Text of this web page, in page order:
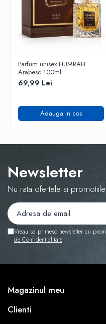
Parfum unisex HUMRAH
Arabesc 100ml
69,99 Lei
Adauga in cos
Newsletter
Nu rata ofertele si
Vreau sa primesc newsletter cu
de Confidentialitate
Magazinul meu
Clienti